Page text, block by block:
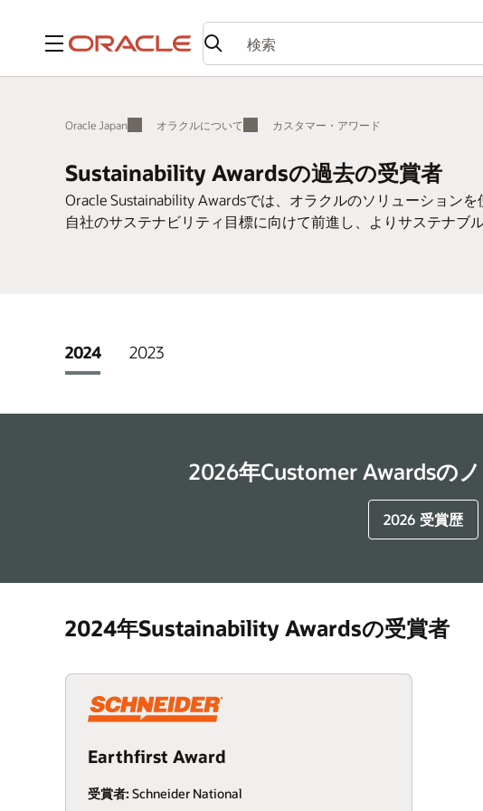
メニュー
Oracle Japan オラクルについて カスタマー・アワード
Sustainability Awardsの過去の受賞者
Oracle Sustainability Awardsでは、オラクルのソリューション
自社のサステナビリティ目標に向けて前進し、よりサステナブ
2024 2023
2026年Customer Awardsの
2026 受賞歴
2024年Sustainability Awardsの受賞者
Earthfirst Award
受賞者: Schneider National